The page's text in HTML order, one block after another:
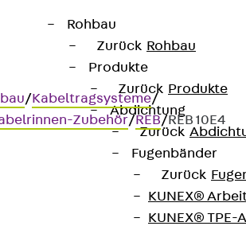
Rohbau
Zurück Rohbau
Produkte
Zurück Produkte
Abdichtung
Zurück
Fugenbänder
Zurück
KUNEX®
KUNEX®
/Kabeltragsysteme/
Zubehör/REB/REB 10E4
Endblech